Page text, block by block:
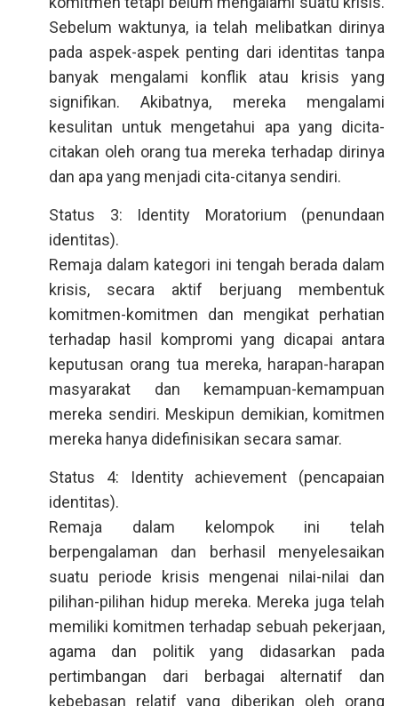
Sebelum waktunya, ia telah melibatkan dirinya
pada aspek-aspek penting dari identitas tanpa
banyak mengalami konflik atau krisis yang
signifikan. Akibatnya, mereka mengalami
kesulitan untuk mengetahui apa yang dicita-
citakan oleh orang tua mereka terhadap dirinya
dan apa yang menjadi cita-citanya sendiri.
Status 3: Identity Moratorium (penundaan
identitas).
Remaja dalam kategori ini tengah berada dalam
krisis, secara aktif berjuang membentuk
komitmen-komitmen dan mengikat perhatian
terhadap hasil kompromi yang dicapai antara
keputusan orang tua mereka, harapan-harapan
masyarakat dan kemampuan-kemampuan
mereka sendiri. Meskipun demikian, komitmen
mereka hanya didefinisikan secara samar.
Status 4: Identity achievement (pencapaian
identitas).
Remaja dalam kelompok ini telah
berpengalaman dan berhasil menyelesaikan
suatu periode krisis mengenai nilai-nilai dan
pilihan-pilihan hidup mereka. Mereka juga telah
memiliki komitmen terhadap sebuah pekerjaan,
agama dan politik yang didasarkan pada
pertimbangan dari berbagai alternatif dan
kebebasan relatif yang diberikan oleh orang